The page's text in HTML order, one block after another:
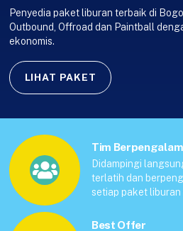
Penyedia paket liburan terbaik di
Outbound, Offroad dan Paintball
ekonomis.
LIHAT PAKET
Tim
Didampingi
terlatih dan
setiap paket liburan
Best Offer